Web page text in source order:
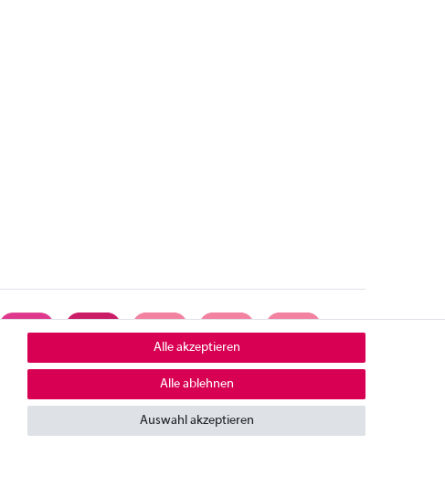
Alle akzeptieren
Alle ablehnen
Auswahl akzeptieren